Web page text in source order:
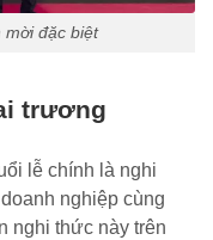
mời đặc biệt
trương
lễ chính là nghi
nghiệp cùng
nghi thức này trên